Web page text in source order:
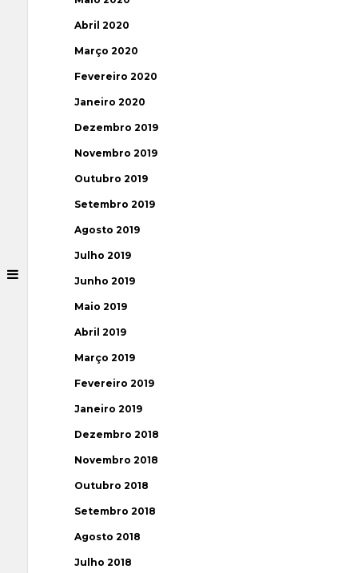
Abril 2020
Março 2020
Fevereiro 2020
Janeiro 2020
Dezembro 2019
Novembro 2019
Outubro 2019
Setembro 2019
Agosto 2019
Julho 2019
Junho 2019
Maio 2019
Abril 2019
Março 2019
Fevereiro 2019
Janeiro 2019
Dezembro 2018
Novembro 2018
Outubro 2018
Setembro 2018
Agosto 2018
Julho 2018